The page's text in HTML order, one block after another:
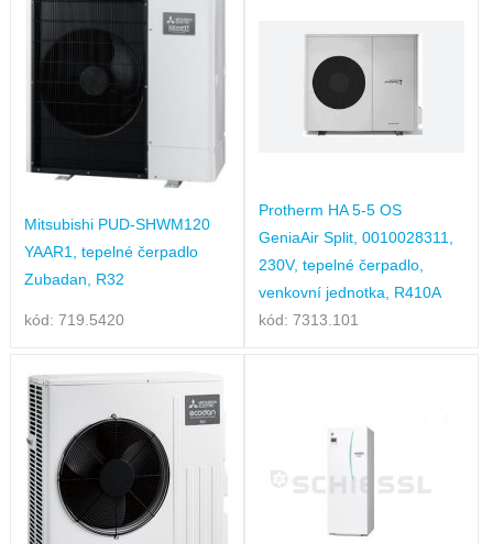
Mitsubishi PUD-SHWM120
YAAR1, tepelné čerpadlo
Zubadan, R32
kód: 719.5420
Protherm HA 5-5 OS
GeniaAir Split, 0010028311,
230V, tepelné čerpadlo,
venkovní jednotka, R410A
kód: 7313.101